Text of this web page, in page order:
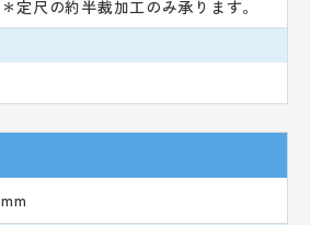
定尺の約半裁加工のみ承ります。